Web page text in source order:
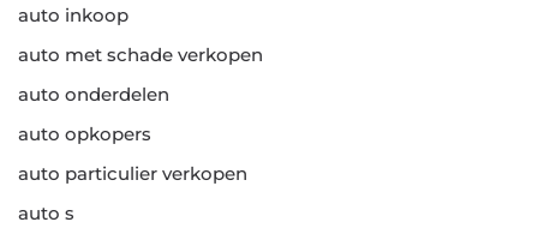
auto inkoop
auto met schade verkopen
auto onderdelen
auto opkopers
auto particulier verkopen
auto s